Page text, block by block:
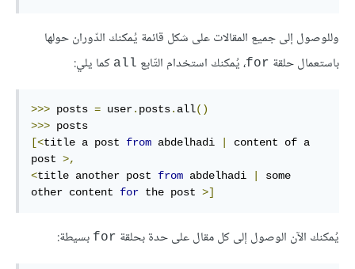
وللوصول إلى جميع المقالات على شكل قائمة يُمكنك الدّوران حولها
باستعمال حلقة for، يُمكنك استخدام التّابع all كما يلي:
>>> posts = user. posts. all()
>>>
[<title a post from abdelhadi
content of a
post >,
<title another post from abdelhadi
some
other content for the post >]
يُمكنك الآن الوصول إلى كل مقال على حدة بحلقة for بسيطة: